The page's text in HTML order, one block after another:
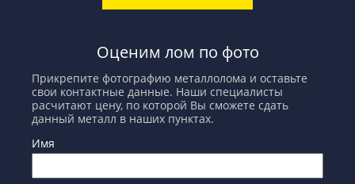
Оценим лом по фото
Прикрепите фотографию металлолома и оставьте
свои контактные данные. Наши специалисты
расчитают цену, по которой Вы сможете сдать
данный металл в наших пунктах.
Имя